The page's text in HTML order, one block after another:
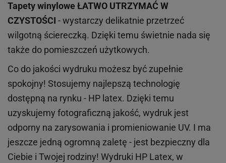
Tapety winyloweŁATWO UTRZYMAĆ W
CZYSTOŚCI - wystarczy delikatnie przetrzeć
wilgotną ściereczką. Dzięki temu świetnie nada się
także do pomieszczeń użytkowych.
Co do jakości wydruku możesz być zupełnie
spokojny! Stosujemy najlepszą technologię
dostępną na rynku - HP latex. Dzięki temu
uzyskujemy fotograficzną jakość, wydruk jest
odporny na zarysowania i promieniowanie UV. I ma
jeszcze jedną ogromną zaletę - jest bezpieczny dla
Ciebie i Twojej rodziny! Wydruki HP Latex, w